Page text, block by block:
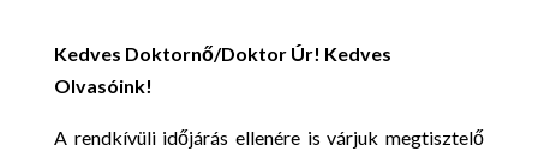
Kedves Doktornő/Doktor Úr! Kedves
Olvasóink!
A rendkívüli időjárás ellenére is várjuk megtisztelő